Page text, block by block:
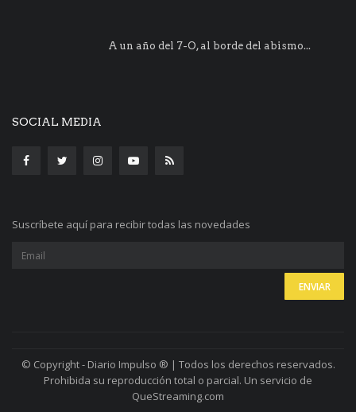
A un año del 7-O, al borde del abismo...
SOCIAL MEDIA
Suscríbete aquí para recibir todas las novedades
© Copyright - Diario Impulso ® | Todos los derechos reservados.
Prohibida su reproducción total o parcial. Un servicio de
QueStreaming.com